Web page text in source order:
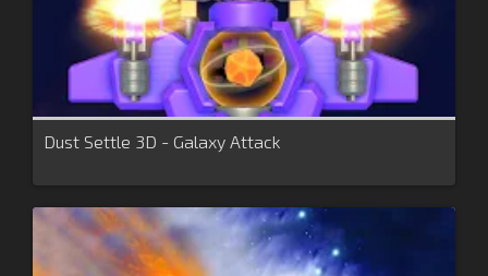
Dust Settle 3D - Galaxy Attack